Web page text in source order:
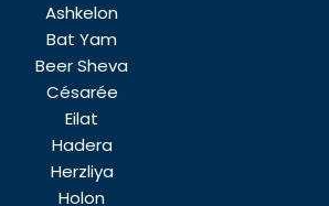
Ashkelon
Bat Yam
Beer Sheva
Césarée
Eilat
Hadera
Herzliya
Holon